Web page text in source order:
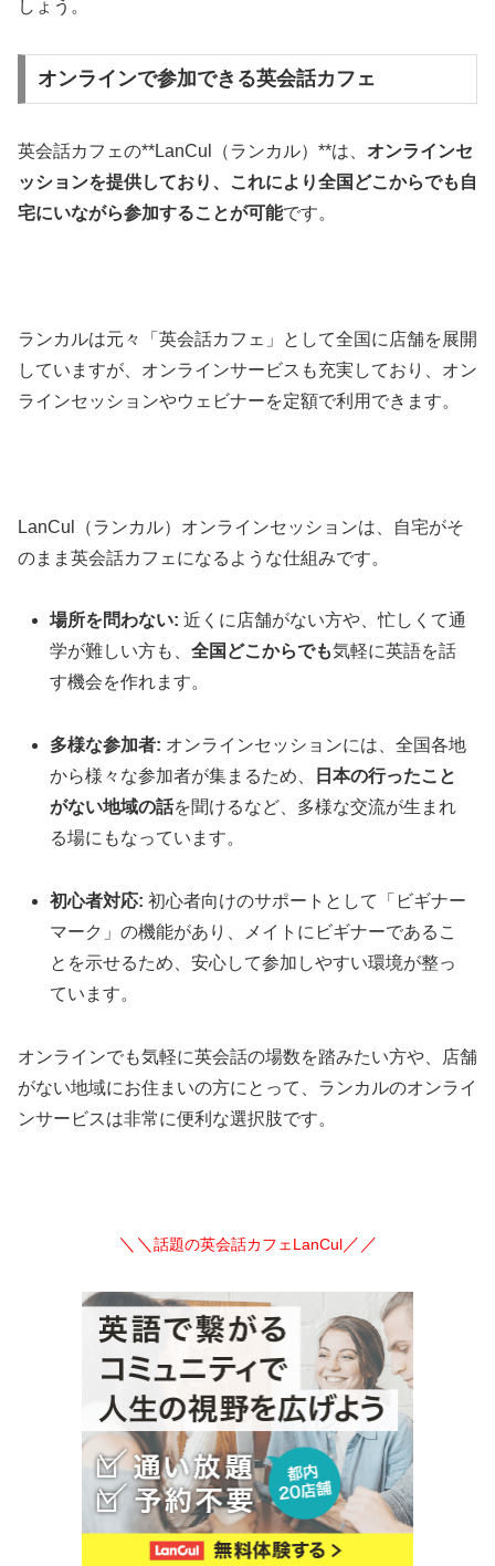
しょう。
オンラインで参加できる英会話カフェ
英会話カフェの**LanCul（ランカル）**は、 オンラインセ
ッションを提供しており、これにより全国どこからでも自
宅にいながら参加することが可能です。
ランカルは元々「英会話カフェ」として全国に店舗を展開
していますが、オンラインサービスも充実しており、オン
ラインセッションやウェビナーを定額で利用できます。
LanCul（ランカル）オンラインセッションは、自宅がそ
のまま英会話カフェになるような仕組みです。
場所を問わない: 近くに店舗がない方や、忙しくて通
学が難しい方も、全国どこからでも気軽に英語を話
す機会を作れます。
多様な参加者: オンラインセッションには、全国各地
から様々な参加者が集まるため、
日本の行ったこと
がない地域の話を聞けるなど、多様な交流が生まれ
る場にもなっています。
初心者対応: 初心者向けのサポートとして「ビギナー
マーク」の機能があり、メイトにビギナーであるこ
とを示せるため、安心して参加しやすい環境が整っ
ています。
オンラインでも気軽に英会話の場数を踏みたい方や、店舗
がない地域にお住まいの方にとって、ランカルのオンライ
ンサービスは非常に便利な選択肢です。
＼＼ 話題の英会話カフェLanCul／／